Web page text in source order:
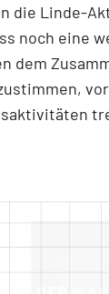
die Linde-
noch eine
dem